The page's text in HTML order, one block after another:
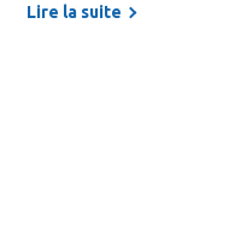
Lire la suite